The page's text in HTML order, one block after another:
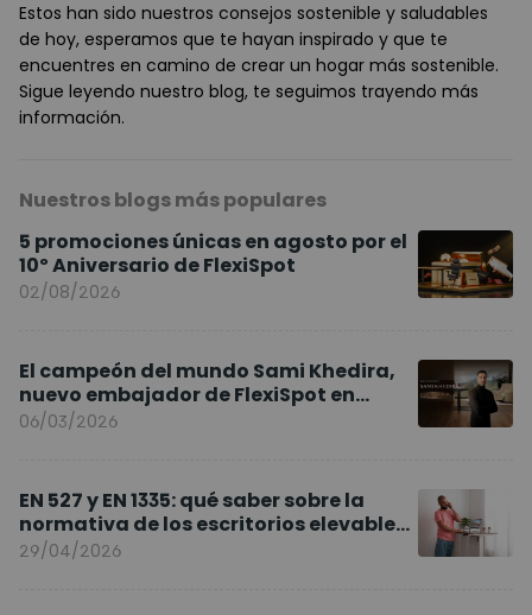
Estos han sido nuestros consejos sostenible y saludables
de hoy, esperamos que te hayan inspirado y que te
encuentres en camino de crear un hogar más sostenible.
Sigue leyendo nuestro blog, te seguimos trayendo más
información.
Nuestros blogs más populares
5 promociones únicas en agosto por el
10º Aniversario de FlexiSpot
02/08/2026
El campeón del mundo Sami Khedira,
nuevo embajador de FlexiSpot en
Europa
06/03/2026
EN 527 y EN 1335: qué saber sobre la
normativa de los escritorios elevables
y sillas ergonómicas
29/04/2026